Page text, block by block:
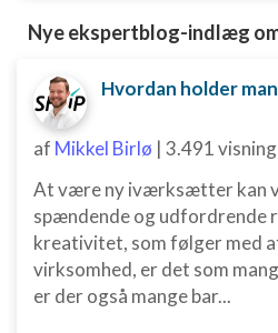
Nye ekspertblog-indlæg
af Mikkel Birlø | 3.491
At være ny iværksætter kan
spændende og udfordrende
kreativitet, som følger med
virksomhed, er det som
er der også mange bar...